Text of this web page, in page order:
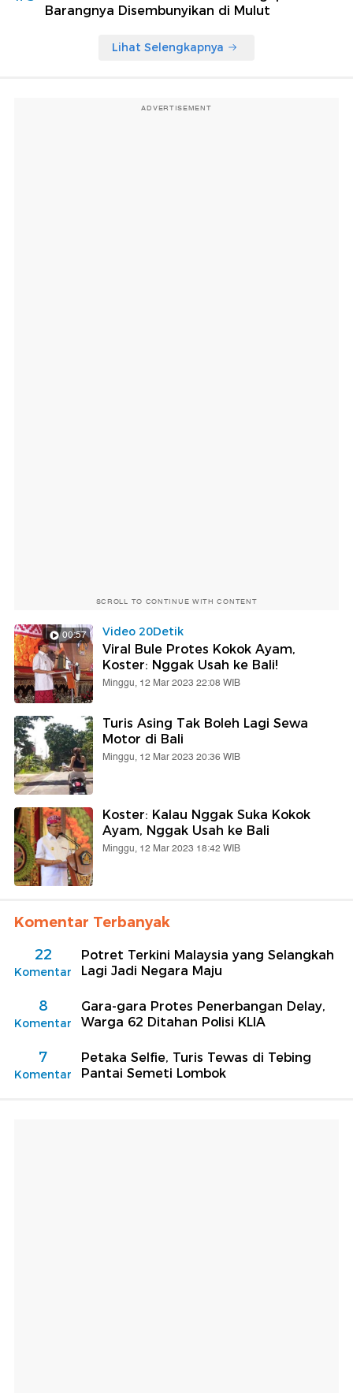
Barangnya Disembunyikan di Mulut
Lihat Selengkapnya
ADVERTISEMENT
SCROLL TO CONTINUE WITH CONTENT
00:57 Video 20Detik
Viral Bule Protes Kokok Ayam,
Koster: Nggak Usah ke Bali!
Minggu, 12 Mar 2023 22:08 WIB
Turis Asing Tak Boleh Lagi Sewa
Motor di Bali
Minggu, 12 Mar 2023 20:36 WIB
Koster: Kalau Nggak Suka Kokok
Ayam, Nggak Usah ke Bali
Minggu, 12 Mar 2023 18:42 WIB
Komentar Terbanyak
22
Komentar
Potret Terkini Malaysia yang Selangkah
Lagi Jadi Negara Maju
8
Komentar
Gara-gara Protes Penerbangan Delay,
Warga 62 Ditahan Polisi KLIA
7
Komentar
Petaka Selfie, Turis Tewas di Tebing
Pantai Semeti Lombok